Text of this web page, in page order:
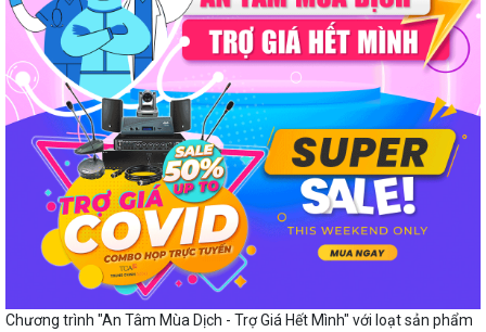
Chương trình "An Tâm Mùa Dịch - Trợ Giá Hết Mình" với loạt sản phẩm